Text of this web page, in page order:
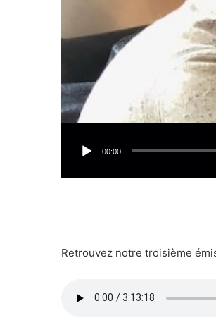
00:00
Retrouvez notre troisième